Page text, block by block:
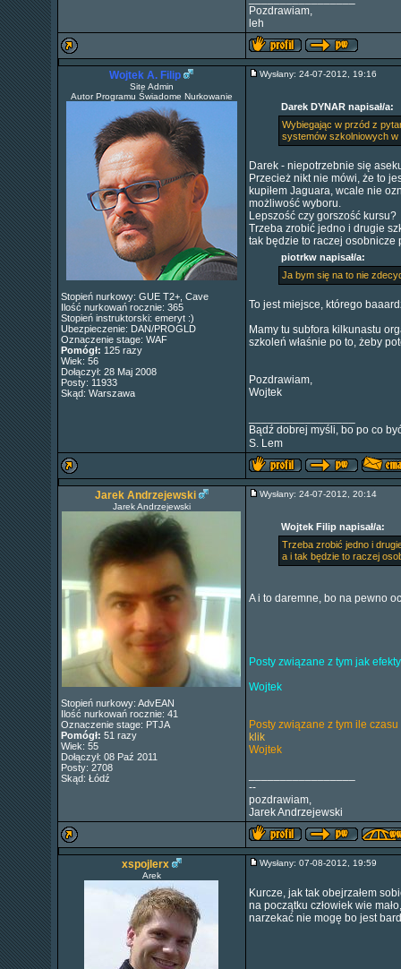
Pozdrawiam,
leh
Wojtek A. Filip
Site Admin
Autor Programu Świadome Nurkowanie
Stopień nurkowy: GUE T2+, Cave
Ilość nurkowań rocznie: 365
Stopień instruktorski: emeryt :)
Ubezpieczenie: DAN/PROGLD
Oznaczenie stage: WAF
Pomógł: 125 razy
Wiek: 56
Dołączył: 28 Maj 2008
Posty: 11933
Skąd: Warszawa
Wysłany: 24-07-2012, 19:16
Darek DYNAR napisał/a:
Wybiegając w przód z
systemów szkolniowych w
Darek - niepotrzebnie się
Przecież nikt nie mówi, że to
kupiłem Jaguara, wcale nie
możliwość wyboru.
Lepszość czy gorszość kursu?
Trzeba zrobić jedno i drugie
tak będzie to raczej
piotrkw napisał/a:
Ja bym się na to nie
To jest miejsce, którego
Mamy tu subfora kilkunastu
szkoleń właśnie po to, żeby
Pozdrawiam,
Wojtek
Bądź dobrej myśli, bo po co
S. Lem
Jarek Andrzejewski
Jarek Andrzejewski
Stopień nurkowy: AdvEAN
Ilość nurkowań rocznie: 41
Oznaczenie stage: PTJA
Pomógł: 51 razy
Wiek: 55
Dołączył: 08 Paź 2011
Posty: 2708
Skąd: Łódź
Wysłany: 24-07-2012, 20:14
Wojtek Filip napisał/a:
Trzeba zrobić jedno i
a i tak będzie to raczej
A i to daremne, bo na pewno
Posty związane z tym jak
Wojtek
Posty związane z tym ile
klik
Wojtek
--
pozdrawiam,
Jarek Andrzejewski
xspojlerx
Arek
Wysłany: 07-08-2012, 19:59
Kurcze, jak tak obejrzałem
na początku człowiek wie
narzekać nie mogę bo jest